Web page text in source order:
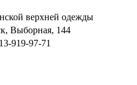
верхней одежды
Выборная, 144
919-97-71